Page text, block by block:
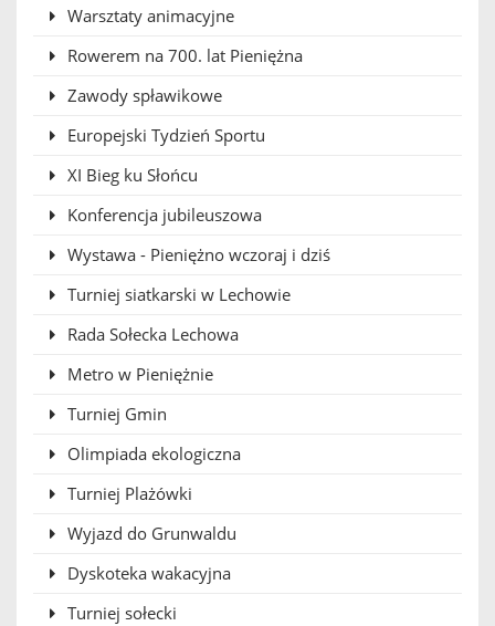
Warsztaty animacyjne
Rowerem na 700. lat Pieniężna
Zawody spławikowe
Europejski Tydzień Sportu
XI Bieg ku Słońcu
Konferencja jubileuszowa
Wystawa - Pieniężno wczoraj i dziś
Turniej siatkarski w Lechowie
Rada Sołecka Lechowa
Metro w Pieniężnie
Turniej Gmin
Olimpiada ekologiczna
Turniej Plażówki
Wyjazd do Grunwaldu
Dyskoteka wakacyjna
Turniej sołecki